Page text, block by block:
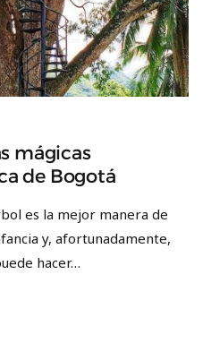
mágicas
de Bogotá
es la mejor manera de
y, afortunadamente,
hacer…